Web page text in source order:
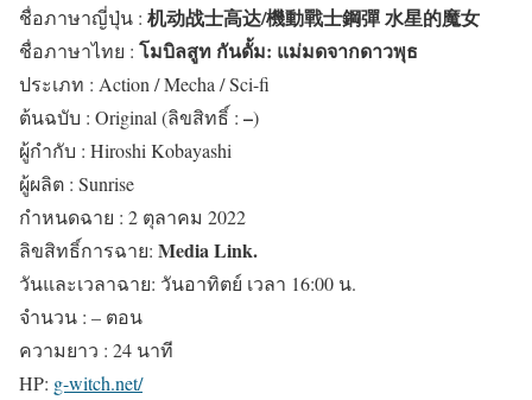
ชื่อภาษาญี่ปุ่น : 机动战士高达/機動戰士鋼彈 水星的魔女
ชื่อภาษาไทย : โมบิลสูท กันดั้ม: แม่มดจากดาวพุธ
ประเภท : Action / Mecha / Sci-fi
ต้นฉบับ : Original (ลิขสิทธิ์ : –)
ผู้กำกับ : Hiroshi Kobayashi
ผู้ผลิต : Sunrise
กำหนดฉาย : 2 ตุลาคม 2022
ลิขสิทธิ์การฉาย: Media Link.
วันและเวลาฉาย: วันอาทิตย์ เวลา 16:00 น.
จำนวน : – ตอน
ความยาว : 24 นาที
HP: g-witch.net/